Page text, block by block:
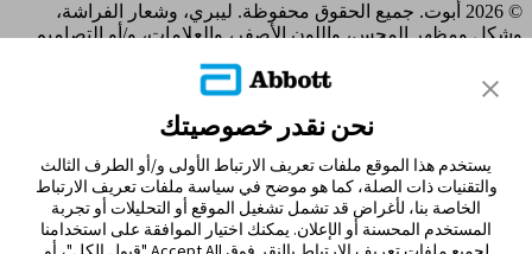
© 2026 أبوت. جميع الحقوق محفوظة. ليبري، وشعار الفراشة،
وشكل ومظهر المجس، واللون الأصفر، والعلامات، و/أو التصاميم
مختلفة. العلامات التجارية الأخرى مملوكة لأصحابها المعنيين. لا يجوز
استخدام أي علامة تجارية، أو اسم تجاري، أو تصميم تجاري مملوك
لشركة أبوت على هذا الموقع دون الحصول على تصريح كتابي مسبق
من شركة أبوت لابوراتوريز، باستثناء تحديد المنتج أو الخدمات التابعة
للشركة. تم تصميم هذا الموقع والمعلومات الواردة فيه للاستخدام
من قبل المقيمين في الإمارات العربية المتحدة. الصور والبيانات
المُحاكية لأغراض توضيحية فقط و ليست بياناتأ و حالات مرضية
حقيقية.
نحن نقدر خصوصيتك
يستخدم هذا الموقع ملفات تعريف الارتباط الأولى و/أو الطرف الثالث
والتقنيات ذات الصلة، كما هو موضح في سياسة ملفات تعريف الارتباط
الخاصة بنا، لأغراض قد تشمل تشغيل الموقع أو التحليلات أو تجربة
المستخدم المحسنة أو الإعلان. يمكنك اختيار الموافقة على استخدامنا